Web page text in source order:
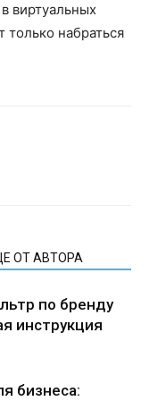
виртуальных
только набраться
ОТ АВТОРА
по бренду
инструкция
бизнеса: